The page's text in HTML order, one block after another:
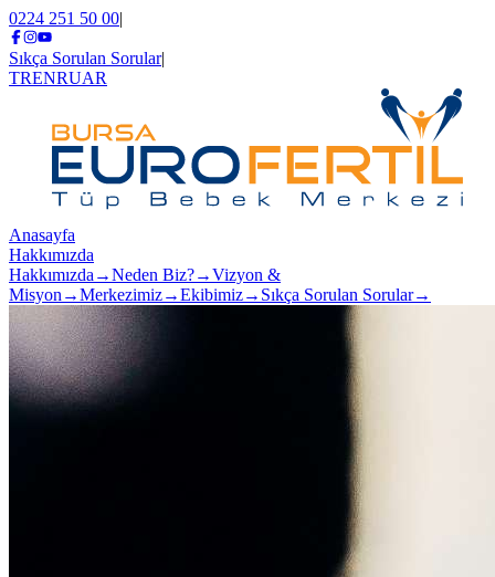
0224 251 50 00|
Sıkça Sorulan Sorular|
TRENRUAR
Anasayfa
Hakkımızda
Hakkımızda →Neden Biz?→Vizyon &
Misyon →Merkezimiz→Ekibimiz→ Sıkça Sorulan Sorular→